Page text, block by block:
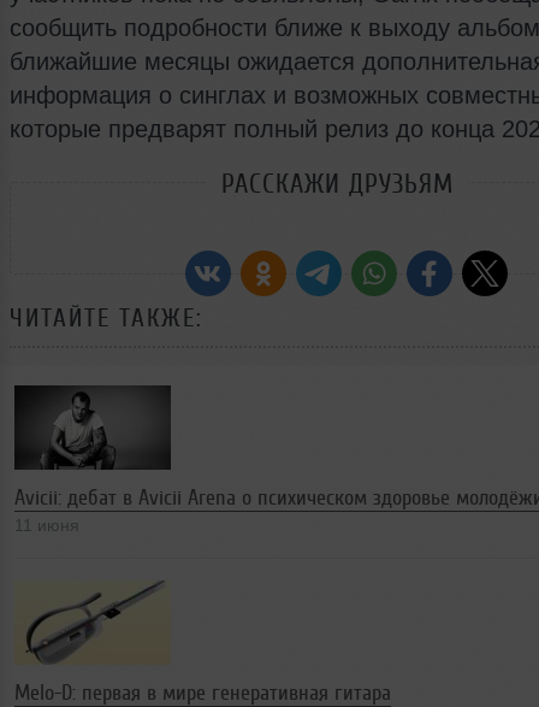
сообщить подробности ближе к выходу
ближайшие месяцы ожидается
информация о синглах и возможных
которые предварят полный релиз до конца
РАССКАЖИ ДРУЗЬЯМ
ЧИТАЙТЕ ТАКЖЕ:
Avicii: дебат в Avicii Arena о психическом здоровье
11 июня
Melo-D: первая в мире генеративная гитара